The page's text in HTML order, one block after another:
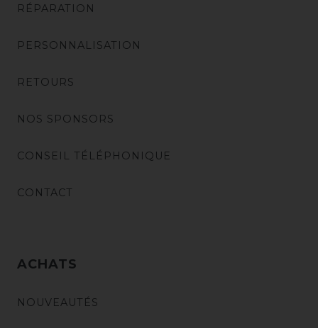
RÉPARATION
PERSONNALISATION
RETOURS
NOS SPONSORS
CONSEIL TÉLÉPHONIQUE
CONTACT
ACHATS
NOUVEAUTÉS